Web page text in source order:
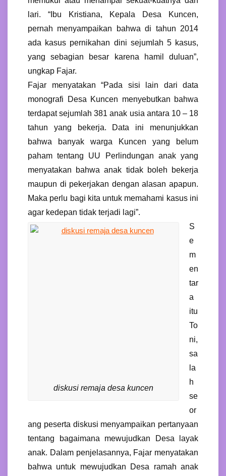
lari. “Ibu Kristiana, Kepala Desa Kuncen,
pernah menyampaikan bahwa di tahun 2014
ada kasus pernikahan dini sejumlah 5 kasus,
yang sebagian besar karena hamil duluan”,
ungkap Fajar.
Fajar menyatakan “Pada sisi lain dari data
monografi Desa Kuncen menyebutkan bahwa
terdapat sejumlah 381 anak usia antara 10 – 18
tahun yang bekerja. Data ini menunjukkan
bahwa banyak warga Kuncen yang belum
paham tentang UU Perlindungan anak yang
menyatakan bahwa anak tidak boleh bekerja
maupun di pekerjakan dengan alasan apapun.
Maka perlu bagi kita untuk memahami kasus ini
agar kedepan tidak terjadi lagi”.
diskusi remaja desa kuncen
S
e
m
en
tar
a
itu
To
ni,
sa
la
h
se
or
ang peserta diskusi menyampaikan pertanyaan
tentang bagaimana mewujudkan Desa layak
anak. Dalam penjelasannya, Fajar menyatakan
bahwa untuk mewujudkan Desa ramah anak